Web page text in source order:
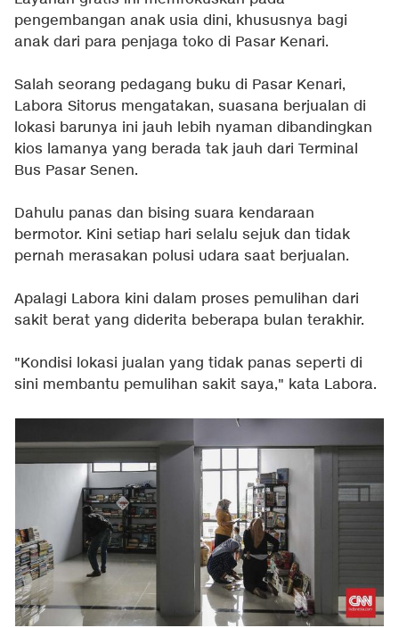
pengembangan anak usia dini, khususnya bagi
anak dari para penjaga toko di Pasar Kenari.
Salah seorang pedagang buku di Pasar Kenari,
Labora Sitorus mengatakan, suasana berjualan di
lokasi barunya ini jauh lebih nyaman dibandingkan
kios lamanya yang berada tak jauh dari Terminal
Bus Pasar Senen.
Dahulu panas dan bising suara kendaraan
bermotor. Kini setiap hari selalu sejuk dan tidak
pernah merasakan polusi udara saat berjualan.
Apalagi Labora kini dalam proses pemulihan dari
sakit berat yang diderita beberapa bulan terakhir.
"Kondisi lokasi jualan yang tidak panas seperti di
sini membantu pemulihan sakit saya," kata Labora.